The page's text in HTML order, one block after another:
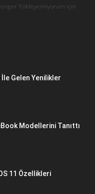
Yükleyemiyorum için
Gelen Yenilikler
Modellerini Tanıttı
11 Özellikleri